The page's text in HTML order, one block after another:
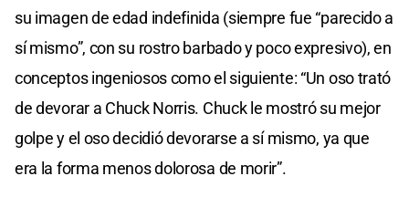
su imagen de edad indefinida (siempre fue “parecido a
sí mismo”, con su rostro barbado y poco expresivo), en
conceptos ingeniosos como el siguiente: “Un oso trató
de devorar a Chuck Norris. Chuck le mostró su mejor
golpe y el oso decidió devorarse a sí mismo, ya que
era la forma menos dolorosa de morir”.